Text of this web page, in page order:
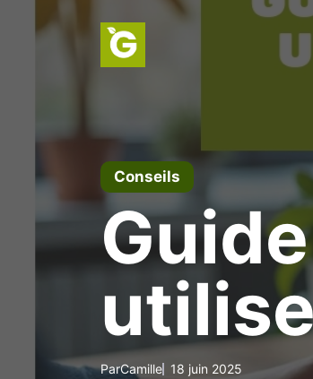
Conseils
ParCamille 18 juin 2025